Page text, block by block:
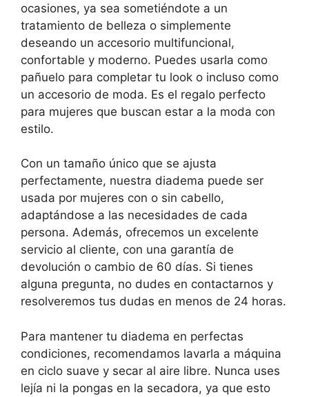
ocasiones, ya sea sometiéndote a un
tratamiento de belleza o simplemente
deseando un accesorio multifuncional,
confortable y moderno. Puedes usarla como
pañuelo para completar tu look o incluso como
un accesorio de moda. Es el regalo perfecto
para mujeres que buscan estar a la moda con
estilo.
Con un tamaño único que se ajusta
perfectamente, nuestra diadema puede ser
usada por mujeres con o sin cabello,
adaptándose a las necesidades de cada
persona. Además, ofrecemos un excelente
servicio al cliente, con una garantía de
devolución o cambio de 60 días. Si tienes
alguna pregunta, no dudes en contactarnos y
resolveremos tus dudas en menos de 24 horas.
Para mantener tu diadema en perfectas
condiciones, recomendamos lavarla a máquina
en ciclo suave y secar al aire libre. Nunca uses
lejía ni la pongas en la secadora, ya que esto